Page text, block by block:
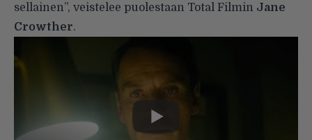
sellainen”, veistelee puolestaan Total Filmin Jane
Crowther.